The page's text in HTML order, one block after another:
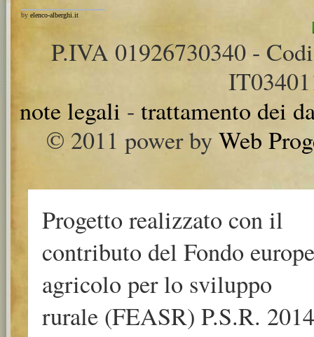
by elenco-alberghi.it
P.IVA 01926730340 -
note legali -trattamento dei
© 2011 power byWeb
Progetto realizzato con il
contributo del Fondo
agricolo per lo sviluppo
rurale (FEASR) P.S.R.